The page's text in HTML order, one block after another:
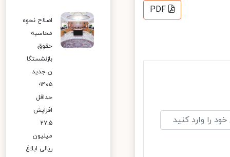
PDF
اصلاح نحوه
محاسبه
حقوق
بازنشستگا
ن جدید
۱۴۰۵؛
حداقل
افزایش
۲۷.۵
میلیون
ریالی ابلاغ